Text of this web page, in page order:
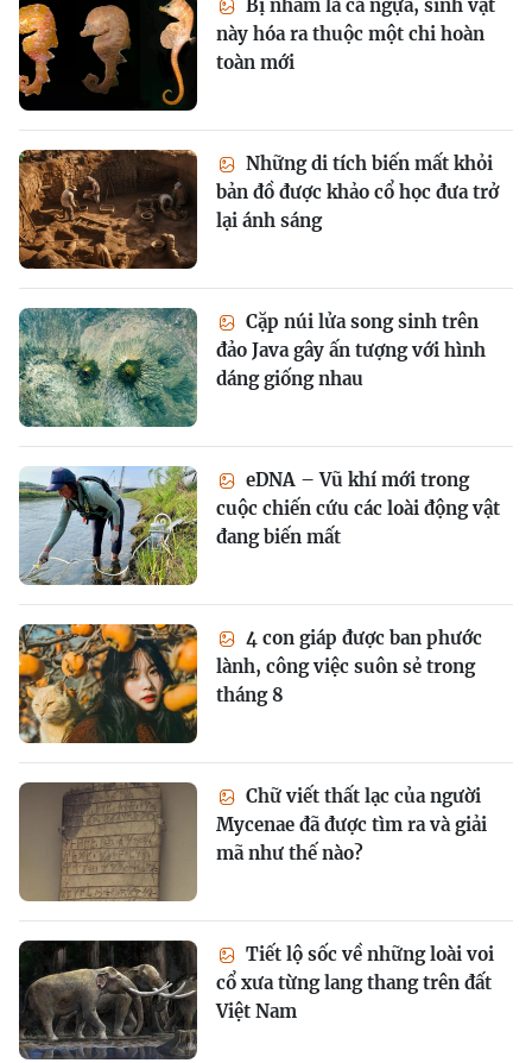
Bị nhầm là cá ngựa, sinh vật
này hóa ra thuộc một chi hoàn
toàn mới
Những di tích biến mất khỏi
bản đồ được khảo cổ học đưa trở
lại ánh sáng
Cặp núi lửa song sinh trên
đảo Java gây ấn tượng với hình
dáng giống nhau
eDNA – Vũ khí mới trong
cuộc chiến cứu các loài động vật
đang biến mất
4 con giáp được ban phước
lành, công việc suôn sẻ trong
tháng 8
Chữ viết thất lạc của người
Mycenae đã được tìm ra và giải
mã như thế nào?
Tiết lộ sốc về những loài voi
cổ xưa từng lang thang trên đất
Việt Nam